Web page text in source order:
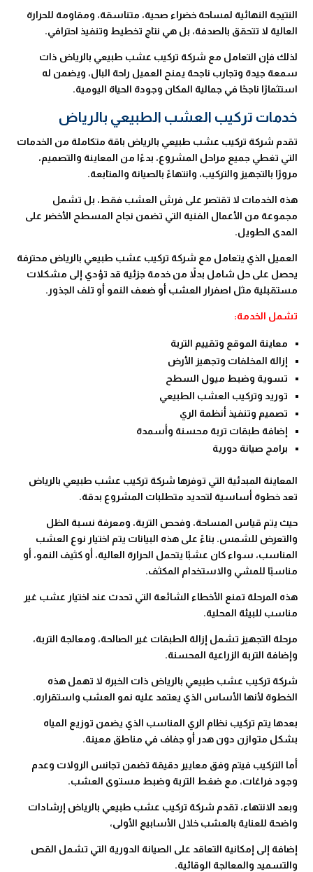
النتيجة النهائية لمساحة خضراء صحية، متناسقة، ومقاومة للحرارة
العالية لا تتحقق بالصدفة، بل هي نتاج تخطيط وتنفيذ احترافي.
لذلك فإن التعامل مع شركة تركيب عشب طبيعي بالرياض ذات
سمعة جيدة وتجارب ناجحة يمنح العميل راحة البال، ويضمن له
استثمارًا ناجحًا في جمالية المكان وجودة الحياة اليومية.
خدمات تركيب العشب الطبيعي بالرياض
تقدم شركة تركيب عشب طبيعي بالرياض باقة متكاملة من الخدمات
التي تغطي جميع مراحل المشروع، بدءًا من المعاينة والتصميم،
مرورًا بالتجهيز والتركيب، وانتهاءً بالصيانة والمتابعة.
هذه الخدمات لا تقتصر على فرش العشب فقط، بل تشمل
مجموعة من الأعمال الفنية التي تضمن نجاح المسطح الأخضر على
المدى الطويل.
العميل الذي يتعامل مع شركة تركيب عشب طبيعي بالرياض محترفة
يحصل على حل شامل بدلاً من خدمة جزئية قد تؤدي إلى مشكلات
مستقبلية مثل اصفرار العشب أو ضعف النمو أو تلف الجذور.
تشمل الخدمة:
معاينة الموقع وتقييم التربة
إزالة المخلفات وتجهيز الأرض
تسوية وضبط ميول السطح
توريد وتركيب العشب الطبيعي
تصميم وتنفيذ أنظمة الري
إضافة طبقات تربة محسنة وأسمدة
برامج صيانة دورية
المعاينة المبدئية التي توفرها شركة تركيب عشب طبيعي بالرياض
تعد خطوة أساسية لتحديد متطلبات المشروع بدقة.
حيث يتم قياس المساحة، وفحص التربة، ومعرفة نسبة الظل
والتعرض للشمس. بناءً على هذه البيانات يتم اختيار نوع العشب
المناسب، سواء كان عشبًا يتحمل الحرارة العالية، أو كثيف النمو، أو
مناسبًا للمشي والاستخدام المكثف.
هذه المرحلة تمنع الأخطاء الشائعة التي تحدث عند اختيار عشب غير
مناسب للبيئة المحلية.
مرحلة التجهيز تشمل إزالة الطبقات غير الصالحة، ومعالجة التربة،
وإضافة التربة الزراعية المحسنة.
شركة تركيب عشب طبيعي بالرياض ذات الخبرة لا تهمل هذه
الخطوة لأنها الأساس الذي يعتمد عليه نمو العشب واستقراره.
بعدها يتم تركيب نظام الري المناسب الذي يضمن توزيع المياه
بشكل متوازن دون هدر أو جفاف في مناطق معينة.
أما التركيب فيتم وفق معايير دقيقة تضمن تجانس الرولات وعدم
وجود فراغات، مع ضغط التربة وضبط مستوى العشب.
وبعد الانتهاء، تقدم شركة تركيب عشب طبيعي بالرياض إرشادات
واضحة للعناية بالعشب خلال الأسابيع الأولى،
إضافة إلى إمكانية التعاقد على الصيانة الدورية التي تشمل القص
والتسميد والمعالجة الوقائية.